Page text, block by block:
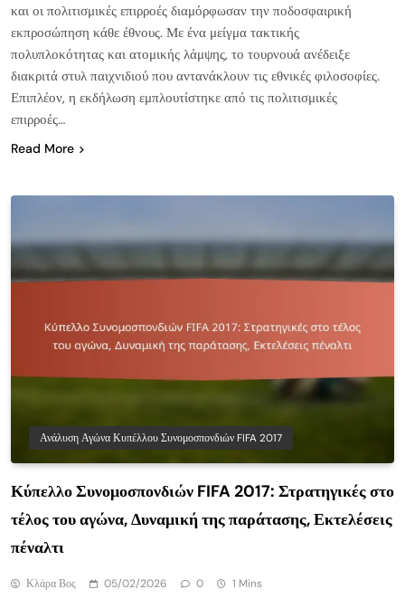
και οι πολιτισμικές επιρροές διαμόρφωσαν την ποδοσφαιρική
εκπροσώπηση κάθε έθνους. Με ένα μείγμα τακτικής
πολυπλοκότητας και ατομικής λάμψης, το τουρνουά ανέδειξε
διακριτά στυλ παιχνιδιού που αντανάκλουν τις εθνικές φιλοσοφίες.
Επιπλέον, η εκδήλωση εμπλουτίστηκε από τις πολιτισμικές
επιρροές…
Read More
Ανάλυση Αγώνα Κυπέλλου Συνομοσπονδιών FIFA 2017
Κύπελλο Συνομοσπονδιών FIFA 2017: Στρατηγικές στο
τέλος του αγώνα, Δυναμική της παράτασης, Εκτελέσεις
πέναλτι
Κλάρα Βος 05/02/2026 0 1 Mins